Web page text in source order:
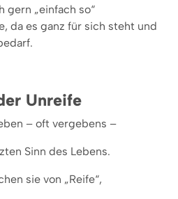
gern „einfach so“
da es ganz für sich steht und
Unreife
– oft vergebens –
Sinn des Lebens.
sie von „Reife“,